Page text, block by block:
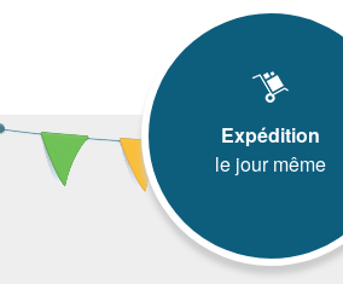
Expédition
le jour même